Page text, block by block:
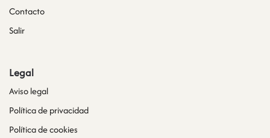
Contacto
Salir
Legal
Aviso legal
Política de privacidad
Política de cookies